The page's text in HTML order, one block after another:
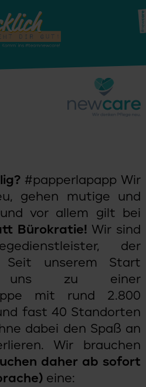
#papperlapapp Wir
gehen mutige und
vor allem gilt bei
Bürokratie! Wir sind
der
Seit unserem Start
zu einer
mit rund 2.800
fast 40 Standorten
dabei den Spaß an
Wir brauchen
daher ab sofort
eine: